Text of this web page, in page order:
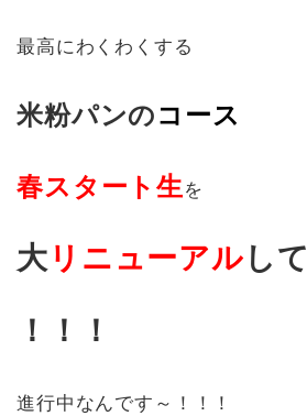
最高にわくわくする
米粉パンのコース
春スタート生を
大 リニューアル して
！！！
進行中なんです～！！！